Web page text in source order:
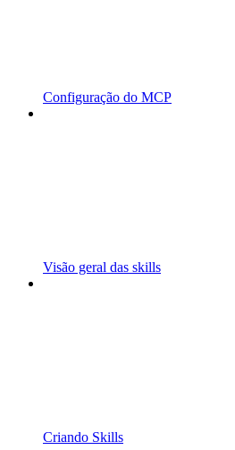
Configuração do MCP
Visão geral das skills
Criando Skills